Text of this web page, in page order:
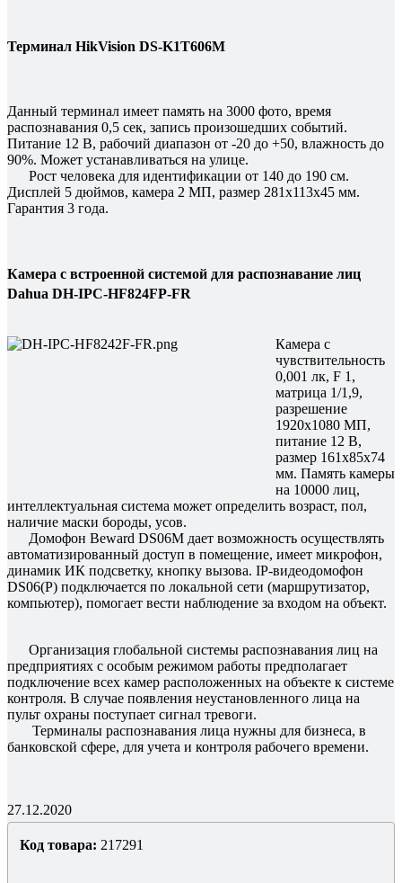
Терминал HikVision DS-K1T606M
Данный терминал имеет память на 3000 фото, время
распознавания 0,5 сек, запись произошедших событий.
Питание 12 В, рабочий диапазон от -20 до +50, влажность до
90%. Может устанавливаться на улице.
Рост человека для идентификации от 140 до 190 см.
Дисплей 5 дюймов, камера 2 МП, размер 281х113х45 мм.
Гарантия 3 года.
Камера с встроенной системой для распознавание лиц
Dahua DH-IPC-HF824FP-FR
Камера с
чувствительность
0,001 лк, F 1,
матрица 1/1,9,
разрешение
1920х1080 МП,
питание 12 В,
размер 161х85х74
мм. Память камеры
на 10000 лиц,
интеллектуальная система может определить возраст, пол,
наличие маски бороды, усов.
Домофон Beward DS06M дает возможность осуществлять
автоматизированный доступ в помещение, имеет микрофон,
динамик ИК подсветку, кнопку вызова. IP-видеодомофон
DS06(P) подключается по локальной сети (маршрутизатор,
компьютер), помогает вести наблюдение за входом на объект.
Организация глобальной системы распознавания лиц на
предприятиях с особым режимом работы предполагает
подключение всех камер расположенных на объекте к системе
контроля. В случае появления неустановленного лица на
пульт охраны поступает сигнал тревоги.
Терминалы распознавания лица нужны для бизнеса, в
банковской сфере, для учета и контроля рабочего времени.
27.12.2020
Код товара: 217291